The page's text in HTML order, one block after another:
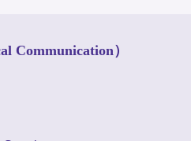
Communication）